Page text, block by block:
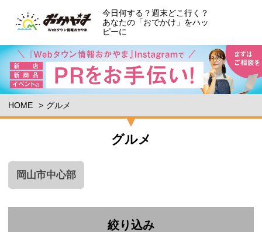
今日何する？週末どこ行く？
あなたの「おでかけ」をハッ
ピーに
HOME グルメ
グルメ
岡山市中心部
絞り込み